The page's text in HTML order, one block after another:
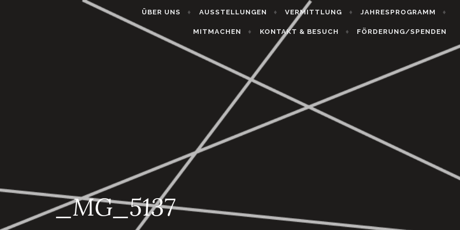
ÜBER UNS AUSSTELLUNGEN VERMITTLUNG JAHRESPROGRAMM
MITMACHEN KONTAKT & BESUCH FÖRDERUNG/SPENDEN
_MG_5137